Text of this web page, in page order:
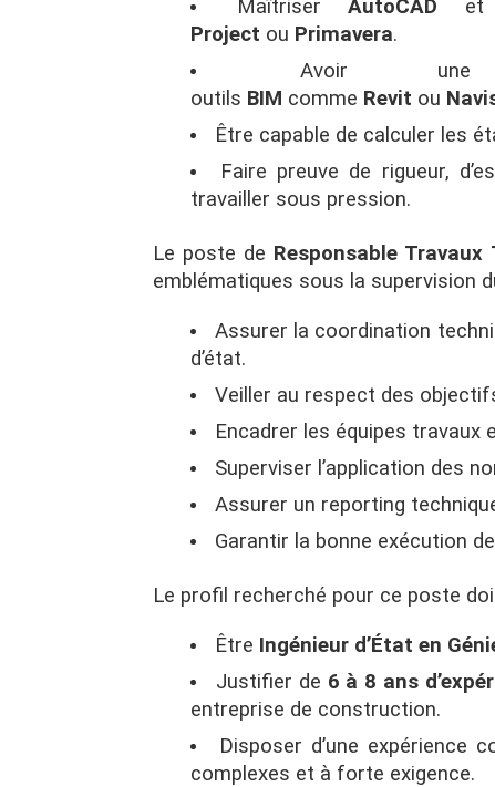
MaîtriserAutoCAD et
Project ou Primavera.
Avoir une
outils BIM comme Revit ou
Être capable de calculer les
Faire preuve de rigueur,
travailler sous pression.
Le poste de Responsable Travaux
emblématiques sous la supervision
Assurer la coordination
d’état.
Veiller au respect des
Encadrer les équipes
Superviser l’application des
Assurer un reporting
Garantir la bonne exécution
Le profil recherché pour ce poste
Être Ingénieur d’État en
Justifier de 6 à 8 ans
entreprise de construction.
Disposer d’une expérience
complexes et à forte exigence.